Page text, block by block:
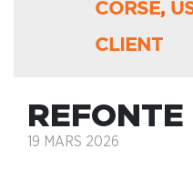
CORSE,
CLIENT
19 MARS 2026